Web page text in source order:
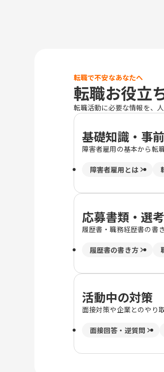
転職で不安なあなたへ
転職お役立
転職活動に必要な情報を、
基礎知識・事
障害者雇用の基本から転
障害者雇用とは
応募書類・選
履歴書・職務経歴書の書
履歴書の書き方
活動中の対策
面接対策や企業とのやり
面接回答・逆質問